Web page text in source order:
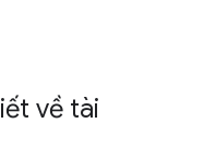
về tài